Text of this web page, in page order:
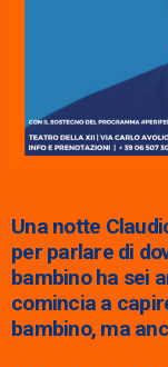
Una notte
per parlare di
bambino ha sei
comincia a
bambino, ma